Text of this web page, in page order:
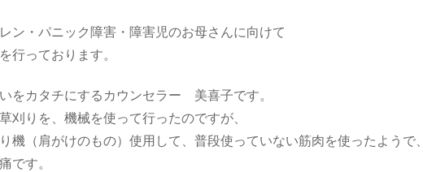
ン・パニック障害・障害児のお母さんに向けて
行っております。
をカタチにするカウンセラー 美喜子です。
刈りを、機械を使って行ったのですが、
機（肩がけのもの）使用して、普段使っていない筋肉を使ったようで、
です。